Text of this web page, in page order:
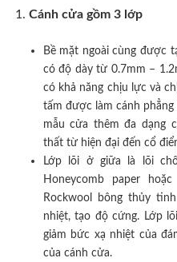
Cánh cửa gồm 3 lớp
Bề mặt ngoài cùng được
có độ dày từ 0.7mm –
có khả năng chịu lực và
tấm được làm cánh
mẫu cửa thêm đa dạng
thất từ hiện đại đến cổ
Lớp lõi ở giữa là lõi
Honeycomb paper
Rockwool bông thủy
nhiệt, tạo độ cứng. Lớp
giảm bức xạ nhiệt của
của cánh cửa.